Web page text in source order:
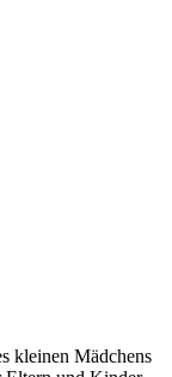
kleinen Mädchens